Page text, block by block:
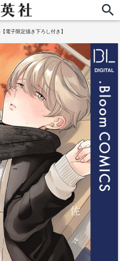
電子限定描き下ろし付き】